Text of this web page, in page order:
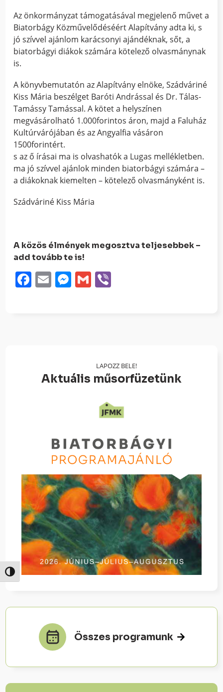
Nagy kontraszt váltása
Az önkormányzat támogatásával megjelenő művet a
Biatorbágy Közművelődéséért Alapítvány adta ki, s
jó szívvel ajánlom karácsonyi ajándéknak, sőt, a
biatorbágyi diákok számára kötelező olvasmánynak
is.
A könyvbemutatón az Alapítvány elnöke, Szádváriné
Kiss Mária beszélget Baróti Andrással és Dr. Tálas-
Tamássy Tamással. A kötet a helyszínen
megvásárolható 1.000forintos áron, majd a Faluház
Kultúrvárójában és az Angyalfia vásáron
1500forintért.
s az ő írásai ma is olvashatók a Lugas mellékletben.
ma jó szívvel ajánlok minden biatorbágyi számára –
a diákoknak kiemelten – kötelező olvasmányként is.
Szádváriné Kiss Mária
A közös élmények megosztva teljesebbek –
add tovább te is!
Facebook
EmailMessenger
Gmail
LAPOZZ BELE!
Aktuális műsorfüzetünk
Összes programunk